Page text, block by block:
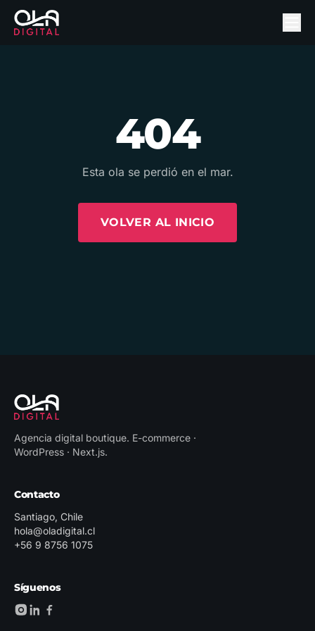
404
Esta ola se perdió en el mar.
VOLVER AL INICIO
Agencia digital boutique. E-commerce ·
WordPress · Next.js.
Contacto
Santiago, Chile
hola@oladigital.cl
+56 9 8756 1075
Síguenos